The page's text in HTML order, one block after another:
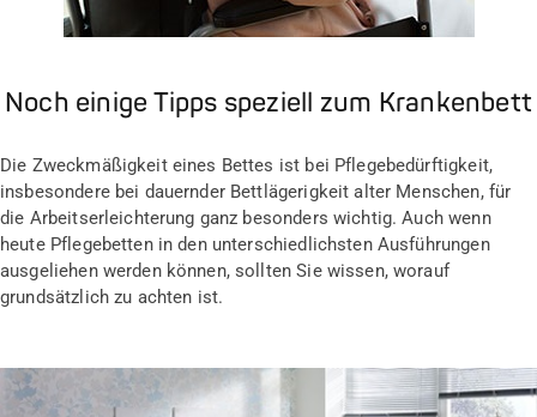
Noch einige Tipps speziell zum Krankenbett
Die Zweckmäßigkeit eines Bettes ist bei Pflegebedürftigkeit,
insbesondere bei dauernder Bettlägerigkeit alter Menschen, für
die Arbeitserleichterung ganz besonders wichtig. Auch wenn
heute Pflegebetten in den unterschiedlichsten Ausführungen
ausgeliehen werden können, sollten Sie wissen, worauf
grundsätzlich zu achten ist.